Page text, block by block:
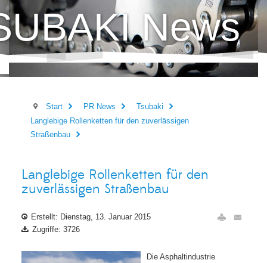
News
Start PR News
Tsubaki
Langlebige Rollenketten für den zuverlässigen
Straßenbau
Langlebige Rollenketten für den
zuverlässigen Straßenbau
Erstellt: Dienstag, 13. Januar 2015
Zugriffe: 3726
Die Asphaltindustrie